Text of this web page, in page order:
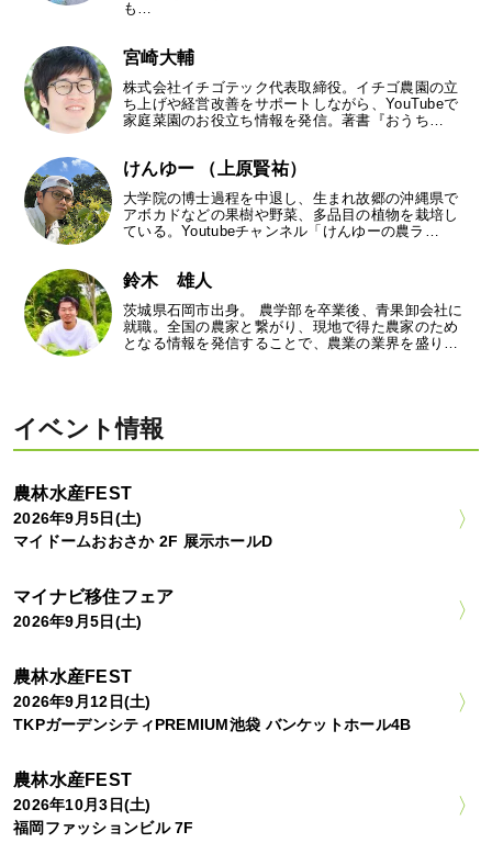
も…
宮崎大輔
株式会社イチゴテック代表取締役。イチゴ農園の立
ち上げや経営改善をサポートしながら、YouTubeで
家庭菜園のお役立ち情報を発信。著書『おうち…
けんゆー （上原賢祐）
大学院の博士過程を中退し、生まれ故郷の沖縄県で
アボカドなどの果樹や野菜、多品目の植物を栽培し
ている。Youtubeチャンネル「けんゆーの農ラ…
鈴木 雄人
茨城県石岡市出身。 農学部を卒業後、青果卸会社に
就職。全国の農家と繋がり、現地で得た農家のため
となる情報を発信することで、農業の業界を盛り…
イベント情報
農林水産FEST
2026年9月5日(土)
マイドームおおさか 2F 展示ホールD
マイナビ移住フェア
2026年9月5日(土)
農林水産FEST
2026年9月12日(土)
TKPガーデンシティPREMIUM池袋 バンケットホール4B
農林水産FEST
2026年10月3日(土)
福岡ファッションビル 7F